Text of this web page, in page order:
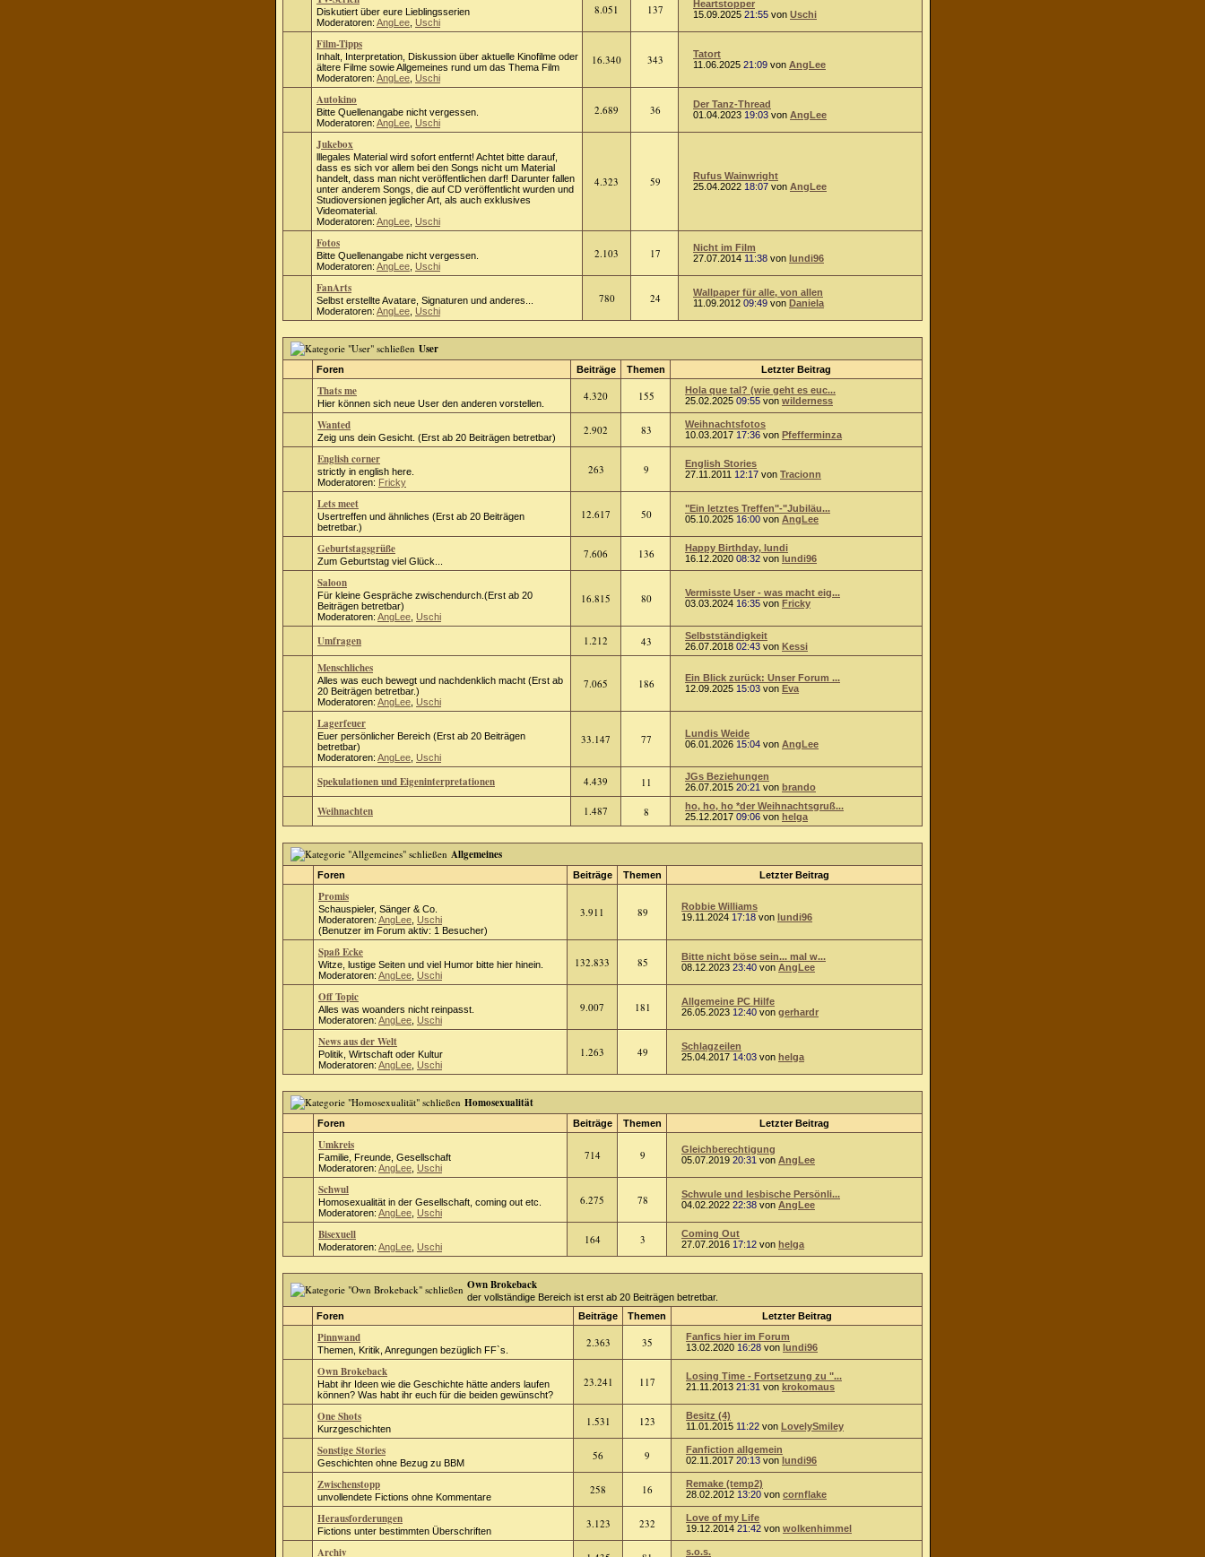
Diskutiert über eure Lieblingsserien
Moderatoren: AngLee Uschi
8.051 137
Heartstopper
15.09.2025 21:55 von Uschi
Film-Tipps
Inhalt, Interpretation, Diskussion über aktuelle Kinofilme oder
ältere Filme sowie Allgemeines rund um das Thema Film
Moderatoren: AngLee Uschi
16.340 343
Tatort
11.06.2025 21:09 von AngLee
Autokino
Bitte Quellenangabe nicht vergessen.
Moderatoren: AngLee Uschi
2.689 36
Der Tanz-Thread
01.04.2023 19:03 von AngLee
Jukebox
lllegales Material wird sofort entfernt! Achtet bitte darauf,
dass es sich vor allem bei den Songs nicht um Material
handelt, dass man nicht veröffentlichen darf! Darunter fallen
unter anderem Songs, die auf CD veröffentlicht wurden und
Studioversionen jeglicher Art, als auch exklusives
Videomaterial.
Moderatoren: AngLee Uschi
4.323 59
Rufus Wainwright
25.04.2022 18:07 von AngLee
Fotos
Bitte Quellenangabe nicht vergessen.
Moderatoren: AngLee Uschi
2.103 17
Nicht im Film
27.07.2014 11:38 von lundi96
FanArts
Selbst erstellte Avatare, Signaturen und anderes...
Moderatoren: AngLee Uschi
780 24
Wallpaper für alle, von allen
11.09.2012 09:49 von Daniela
User
Foren Beiträge Themen Letzter Beitrag
Thats me
Hier können sich neue User den anderen vorstellen.
4.320 155
Hola que tal? (wie geht es euc...
25.02.2025 09:55 von wilderness
Wanted
Zeig uns dein Gesicht. (Erst ab 20 Beiträgen betretbar)
2.902 83
Weihnachtsfotos
10.03.2017 17:36 von Pfefferminza
English corner
strictly in english here.
Moderatoren: Fricky
263 9
English Stories
27.11.2011 12:17 von Tracionn
Lets meet
Usertreffen und ähnliches (Erst ab 20 Beiträgen
betretbar.)
12.617 50
"Ein letztes Treffen"-"Jubiläu...
05.10.2025 16:00 von AngLee
Geburtstagsgrüße
Zum Geburtstag viel Glück...
7.606 136
Happy Birthday, lundi
16.12.2020 08:32 von lundi96
Saloon
Für kleine Gespräche zwischendurch.(Erst ab 20
Beiträgen betretbar)
Moderatoren: AngLee Uschi
16.815 80
Vermisste User - was macht eig...
03.03.2024 16:35 von Fricky
Umfragen 1.212 43
Selbstständigkeit
26.07.2018 02:43 von Kessi
Menschliches
Alles was euch bewegt und nachdenklich macht (Erst ab
20 Beiträgen betretbar.)
Moderatoren: AngLee Uschi
7.065 186
Ein Blick zurück: Unser Forum ...
12.09.2025 15:03 von Eva
Lagerfeuer
Euer persönlicher Bereich (Erst ab 20 Beiträgen
betretbar)
Moderatoren: AngLee Uschi
33.147 77
Lundis Weide
06.01.2026 15:04 von AngLee
Spekulationen und Eigeninterpretationen 4.439 11
JGs Beziehungen
26.07.2015 20:21 von brando
Weihnachten 1.487 8
ho, ho, ho *der Weihnachtsgruß...
25.12.2017 09:06 von helga
Allgemeines
Foren Beiträge Themen Letzter Beitrag
Promis
Schauspieler, Sänger & Co.
Moderatoren: AngLee Uschi
(Benutzer im Forum aktiv: 1 Besucher)
3.911 89
Robbie Williams
19.11.2024 17:18 von lundi96
Spaß Ecke
Witze, lustige Seiten und viel Humor bitte hier hinein.
Moderatoren: AngLee Uschi
132.833 85
Bitte nicht böse sein... mal w...
08.12.2023 23:40 von AngLee
Off Topic
Alles was woanders nicht reinpasst.
Moderatoren: AngLee Uschi
9.007 181
Allgemeine PC Hilfe
26.05.2023 12:40 von gerhardr
News aus der Welt
Politik, Wirtschaft oder Kultur
Moderatoren: AngLee Uschi
1.263 49
Schlagzeilen
25.04.2017 14:03 von helga
Homosexualität
Foren Beiträge Themen Letzter Beitrag
Umkreis
Familie, Freunde, Gesellschaft
Moderatoren: AngLee Uschi
714 9
Gleichberechtigung
05.07.2019 20:31 von AngLee
Schwul
Homosexualität in der Gesellschaft, coming out etc.
Moderatoren: AngLee Uschi
6.275 78
Schwule und lesbische Persönli...
04.02.2022 22:38 von AngLee
Bisexuell
Moderatoren: AngLee Uschi
164 3
Coming Out
27.07.2016 17:12 von helga
Own Brokeback
der vollständige Bereich ist erst ab 20 Beiträgen betretbar.
Foren
Beiträge Themen Letzter Beitrag
Pinnwand
Themen, Kritik, Anregungen bezüglich FF`s.
2.363 35
Fanfics hier im Forum
13.02.2020 16:28 von lundi96
Own Brokeback
Habt ihr Ideen wie die Geschichte hätte anders laufen
können? Was habt ihr euch für die beiden gewünscht?
23.241 117
Losing Time - Fortsetzung zu "...
21.11.2013 21:31 von krokomaus
One Shots
Kurzgeschichten
1.531 123
Besitz (4)
11.01.2015 11:22 von LovelySmiley
Sonstige Stories
Geschichten ohne Bezug zu BBM
56 9
Fanfiction allgemein
02.11.2017 20:13 von lundi96
Zwischenstopp
unvollendete Fictions ohne Kommentare
258 16
Remake (temp2)
28.02.2012 13:20 von cornflake
Herausforderungen
Fictions unter bestimmten Überschriften
3.123 232
Love of my Life
19.12.2014 21:42 von wolkenhimmel
Archiv s.o.s.